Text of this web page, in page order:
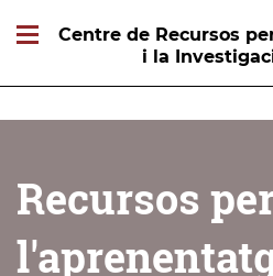
Centre de Recursos
i la
Recursos